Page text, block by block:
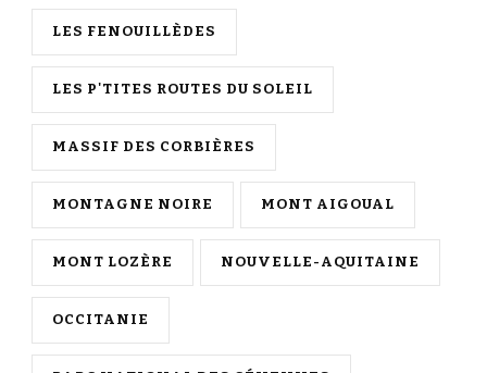
LES FENOUILLÈDES
LES P'TITES ROUTES DU SOLEIL
MASSIF DES CORBIÈRES
MONTAGNE NOIRE MONT AIGOUAL
MONT LOZÈRE NOUVELLE-AQUITAINE
OCCITANIE